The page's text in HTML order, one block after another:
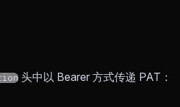
头中以 Bearer 方式传递 PAT：